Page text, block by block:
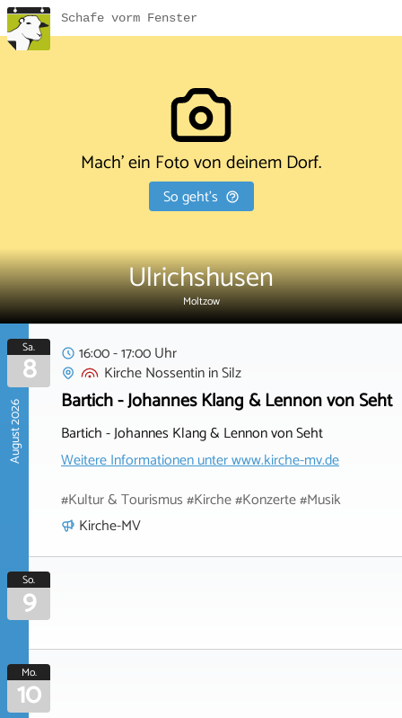
Schafe vorm Fenster
Mach' ein Foto von deinem Dorf.
So geht's
Ulrichshusen
Moltzow
August 2026
Sa.
8
16:00 - 17:00 Uhr
Kirche NossentininSilz
Bartich - Johannes Klang & Lennon von Seht
Bartich - Johannes Klang & Lennon von Seht
Weitere Informationen unterwww.kirche-mv.de
#Kultur & Tourismus #Kirche #Konzerte #Musik
Kirche-MV
So.
9
Mo.
10